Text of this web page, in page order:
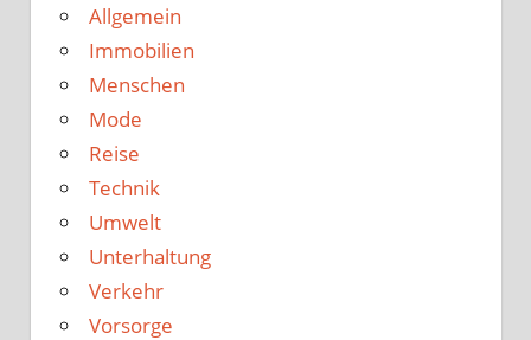
Allgemein
Immobilien
Menschen
Mode
Reise
Technik
Umwelt
Unterhaltung
Verkehr
Vorsorge